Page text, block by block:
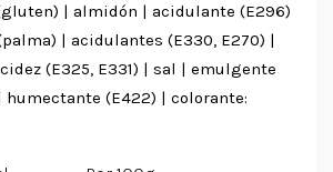
| almidón | acidulante (E296)
| acidulantes (E330, E270) |
(E325, E331) | sal | emulgente
humectante (E422) | colorante: